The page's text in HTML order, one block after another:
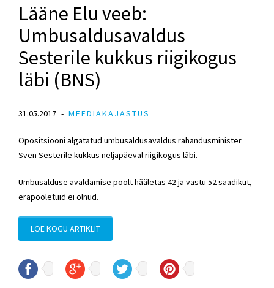
Lääne Elu veeb:
Umbusaldusavaldus
Sesterile kukkus riigikogus
läbi (BNS)
31.05.2017 MEEDIAKAJASTUS
Opositsiooni algatatud umbusaldusavaldus rahandusminister
Sven Sesterile kukkus neljapäeval riigikogus läbi.
Umbusalduse avaldamise poolt hääletas 42 ja vastu 52 saadikut,
erapooletuid ei olnud.
LOE KOGU ARTIKLIT